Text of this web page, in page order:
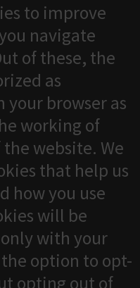
to improve
navigate
of these, the
as
your browser as
working of
website. We
that help us
how you use
will be
with your
the option to opt-
opting out of